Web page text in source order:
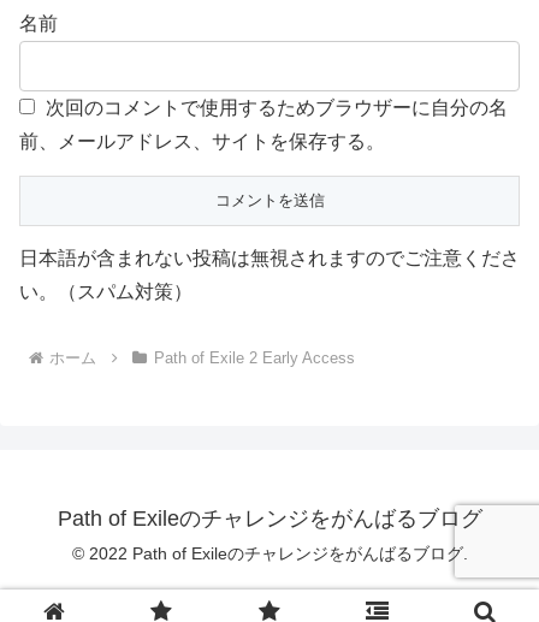
名前
次回のコメントで使用するためブラウザーに自分の名
前、メールアドレス、サイトを保存する。
日本語が含まれない投稿は無視されますのでご注意くださ
い。（スパム対策）
ホーム Path of Exile 2 Early Access
Path of Exileのチャレンジをがんばるブログ
© 2022 Path of Exileのチャレンジをがんばるブログ.